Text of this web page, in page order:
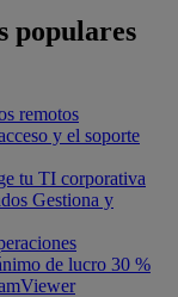
populares
remotos
y el soporte
tu TI corporativa
Gestiona y
de lucro 30 %